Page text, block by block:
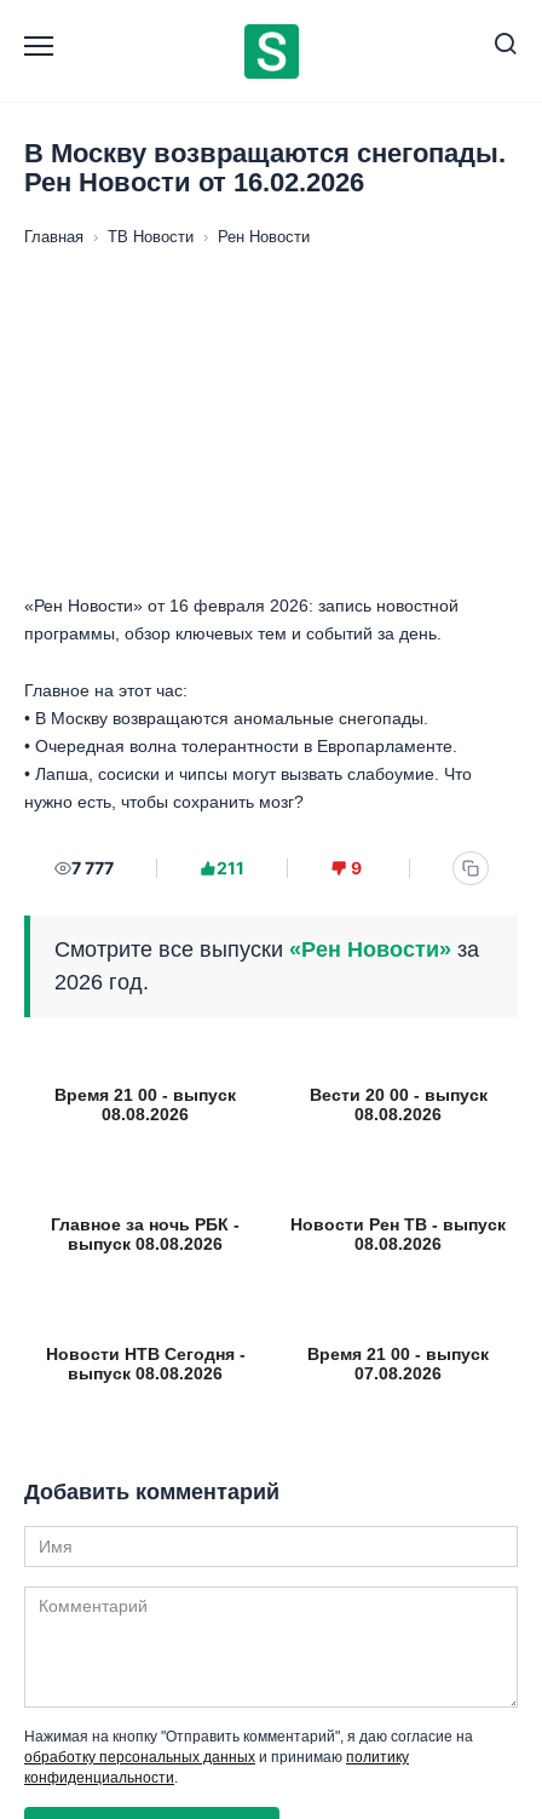
содержанию
В Москву возвращаются снегопады.
Рен Новости от 16.02.2026
Главная › ТВ Новости › Рен Новости
«Рен Новости» от 16 февраля 2026: запись новостной
программы, обзор ключевых тем и событий за день.
Главное на этот час:
• В Москву возвращаются аномальные снегопады.
• Очередная волна толерантности в Европарламенте.
• Лапша, сосиски и чипсы могут вызвать слабоумие. Что
нужно есть, чтобы сохранить мозг?
7 777 211 9
Смотрите все выпуски «Рен Новости» за
2026 год.
Время 21 00 - выпуск
08.08.2026
Вести 20 00 - выпуск
08.08.2026
Главное за ночь РБК -
выпуск 08.08.2026
Новости Рен ТВ - выпуск
08.08.2026
Новости НТВ Сегодня -
выпуск 08.08.2026
Время 21 00 - выпуск
07.08.2026
Добавить комментарий
Имя
Комментарий
Нажимая на кнопку "Отправить комментарий", я даю согласие на
обработку персональных данных и принимаю политику
конфиденциальности